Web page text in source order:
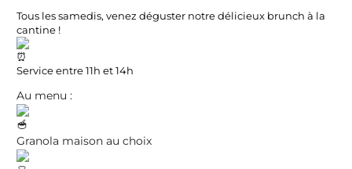
Tous les samedis, venez déguster notre délicieux brunch à la
cantine !
Service entre 11h et 14h
Au menu :
Granola maison au choix